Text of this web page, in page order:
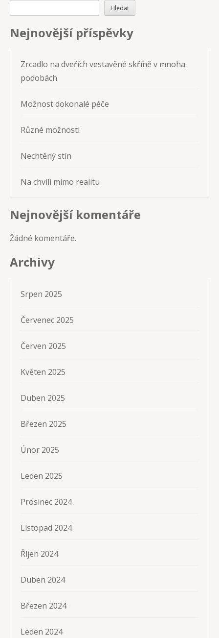
Hledat
Nejnovější příspěvky
Zrcadlo na dveřích vestavěné skříně v mnoha
podobách
Možnost dokonalé péče
Různé možnosti
Nechtěný stín
Na chvíli mimo realitu
Nejnovější komentáře
Žádné komentáře.
Archivy
Srpen 2025
Červenec 2025
Červen 2025
Květen 2025
Duben 2025
Březen 2025
Únor 2025
Leden 2025
Prosinec 2024
Listopad 2024
Říjen 2024
Duben 2024
Březen 2024
Leden 2024